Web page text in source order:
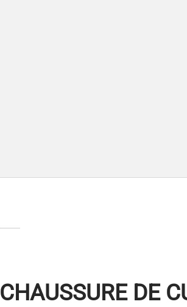
CHAUSSURE DE